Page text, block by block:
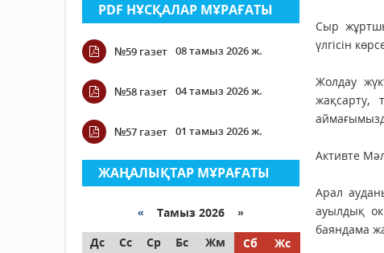
PDF НҰСҚАЛАР МҰРАҒАТЫ
№59 газет 08 тамыз 2026 ж.
№58 газет 04 тамыз 2026 ж.
№57 газет 01 тамыз 2026 ж.
ЖАҢАЛЫҚТАР МҰРАҒАТЫ
« Тамыз 2026 »
Дс
Сс Ср Бс Жм Сб
Жс
Сыр
үлгісін
Жолдау
жақсарту,
Активте
Арал
ауылдық
баяндама